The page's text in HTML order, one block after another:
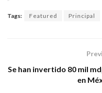
Tags: Featured Principal
Se han invertido 80 mil
en